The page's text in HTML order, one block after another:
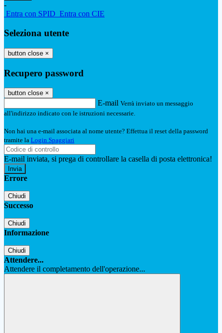
-
Entra con SPID Entra con CIE
Seleziona utente
button close ×
Recupero password
button close ×
E-mail Verrà inviato un messaggio
all'indirizzo indicato con le istruzioni necessarie.
Non hai una e-mail associata al nome utente? Effettua il reset della password
tramite la Login Spaggiari
E-mail inviata, si prega di controllare la casella di posta elettronica!
Errore
Chiudi
Successo
Chiudi
Informazione
Chiudi
Attendere...
Attendere il completamento dell'operazione...